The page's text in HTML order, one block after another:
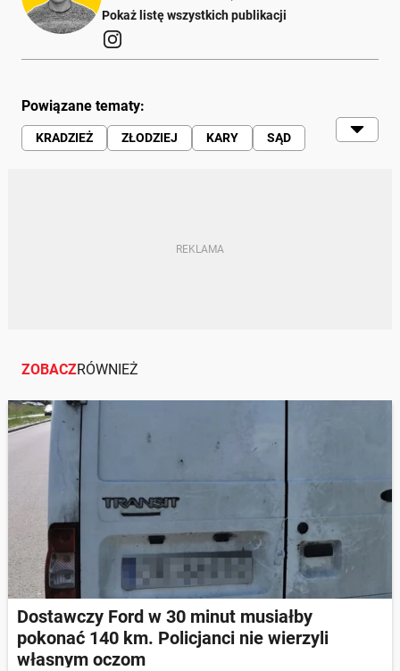
Pokaż listę wszystkich publikacji
Powiązane tematy:
KRADZIEŻ ZŁODZIEJ KARY
SĄD
ZOBACZRÓWNIEŻ
Dostawczy Ford w 30 minut musiałby
pokonać 140 km. Policjanci nie wierzyli
własnym oczom